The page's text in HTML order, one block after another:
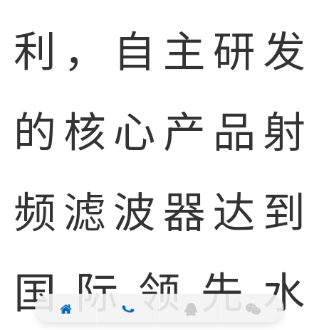
利，自主研发
的核心产品射
频滤波器达到
国际领先水